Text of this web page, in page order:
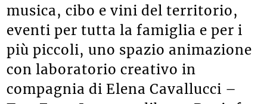
musica,cibo e vini del territorio,
eventi per tutta la famiglia e per i
più piccoli, uno spazio animazione
con laboratorio creativo in
compagnia di Elena Cavallucci –